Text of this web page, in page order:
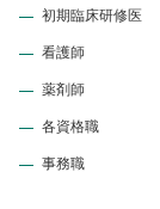
初期臨床研修医
看護師
薬剤師
各資格職
事務職